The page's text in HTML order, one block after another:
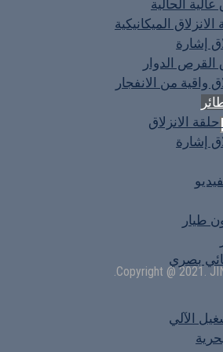
الحالية
الميكانيكية
إشارة
القرص الدوار
واقية من الانفجار
الانزلاق
إشارة
طيار
بصري
الآلي
Copyright @ 2021.